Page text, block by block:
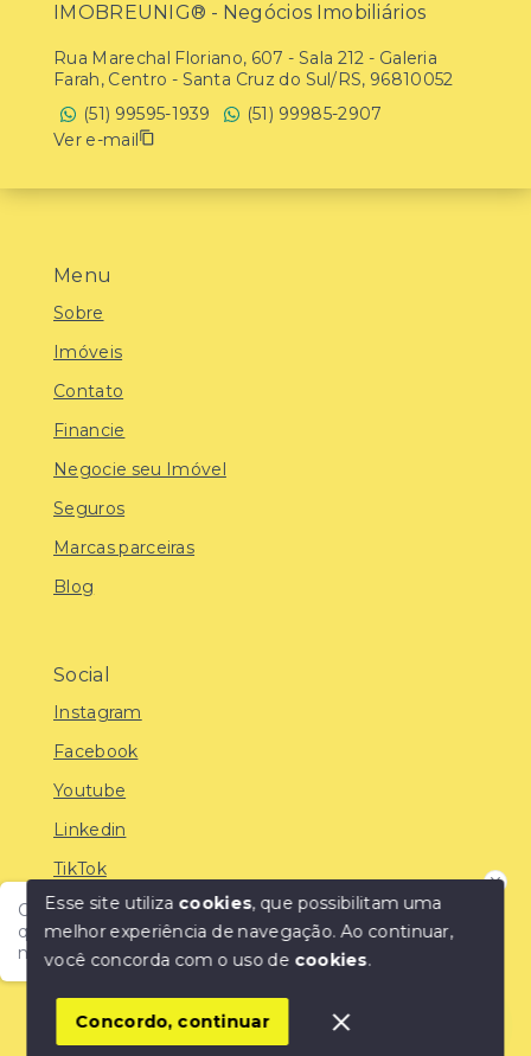
Olá! Encontre o imóvel ideal com a IMOBREUNIG®:
qualidade, confiança e as melhores oportunidades do
mercado!
Menu
Sobre
Imóveis
Contato
Financie
Negocie seu Imóvel
Seguros
Marcas parceiras
Blog
Social
Instagram
Facebook
Youtube
Linkedin
TikTok
© Copyright 2026 - IMOBREUNIG® - Negócios
SITE PARA IMOBILIARIA
IMOBREUNIG® - Negócios Imobiliários
Rua Marechal Floriano, 607 - Sala 212 - Galeria
Farah, Centro - Santa Cruz do Sul/RS, 96810052
(51) 99595-1939
(51) 99985-2907
Ver e-mail
Esse site utiliza cookies, que possibilitam uma
melhor experiência de navegação.Ao continuar,
você concorda com o uso de cookies.
Concordo, continuar